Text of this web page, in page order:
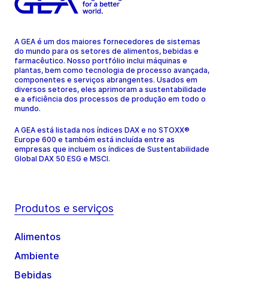
A GEA é um dos maiores fornecedores de sistemas
do mundo para os setores de alimentos, bebidas e
farmacêutico. Nosso portfólio inclui máquinas e
plantas, bem como tecnologia de processo avançada,
componentes e serviços abrangentes. Usados em
diversos setores, eles aprimoram a sustentabilidade
e a eficiência dos processos de produção em todo o
mundo.
A GEA está listada nos índices DAX e no STOXX®
Europe 600 e também está incluída entre as
empresas que incluem os índices de Sustentabilidade
Global DAX 50 ESG e MSCI.
Produtos e serviços
Alimentos
Ambiente
Bebidas